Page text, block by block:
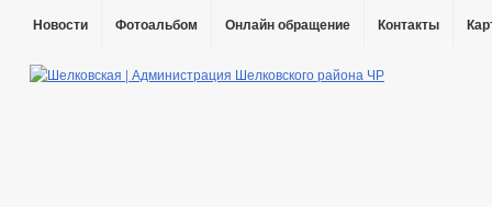
Новости Фотоальбом Онлайн обращение Контакты